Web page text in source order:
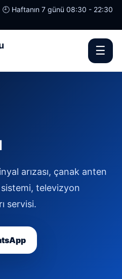
🕘 Haftanın 7 günü 08:30 - 22:30
☰
arızası, çanak anten
televizyon
servisi.